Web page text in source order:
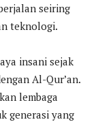
seiring
teknologi.
insani sejak
Al-Qur’an.
lembaga
generasi yang